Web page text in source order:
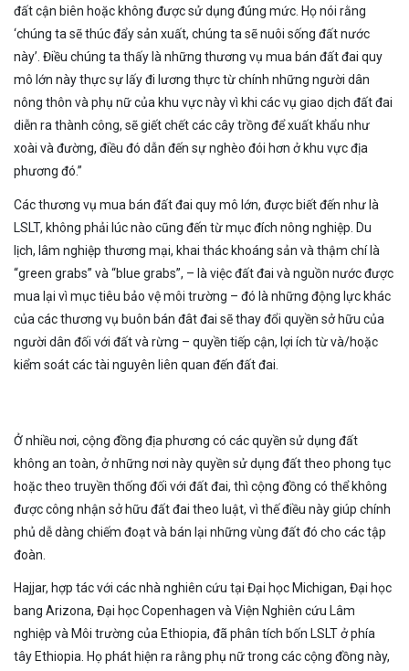
đất cận biên hoặc không được sử dụng đúng mức. Họ nói rằng
‘chúng ta sẽ thúc đẩy sản xuất, chúng ta sẽ nuôi sống đất nước
này’. Điều chúng ta thấy là những thương vụ mua bán đất đai quy
mô lớn này thực sự lấy đi lương thực từ chính những người dân
nông thôn và phụ nữ của khu vực này vì khi các vụ giao dịch đất đai
diễn ra thành công, sẽ giết chết các cây trồng để xuất khẩu như
xoài và đường, điều đó dẫn đến sự nghèo đói hơn ở khu vực địa
phương đó.”
Các thương vụ mua bán đất đai quy mô lớn, được biết đến như là
LSLT, không phải lúc nào cũng đến từ mục đích nông nghiệp. Du
lịch, lâm nghiệp thương mại, khai thác khoáng sản và thậm chí là
“green grabs” và “blue grabs”, – là việc đất đai và nguồn nước được
mua lại vì mục tiêu bảo vệ môi trường – đó là những động lực khác
của các thương vụ buôn bán đât đai sẽ thay đổi quyền sở hữu của
người dân đối với đất và rừng – quyền tiếp cận, lợi ích từ và/hoặc
kiểm soát các tài nguyên liên quan đến đất đai.
Ở nhiều nơi, cộng đồng địa phương có các quyền sử dụng đất
không an toàn, ở những nơi này quyền sử dụng đất theo phong tục
hoặc theo truyền thống đối với đất đai, thì cộng đồng có thể không
được công nhận sở hữu đất đai theo luật, vì thế điều này giúp chính
phủ dễ dàng chiếm đoạt và bán lại những vùng đất đó cho các tập
đoàn.
Hajjar, hợp tác với các nhà nghiên cứu tại Đại học Michigan, Đại học
bang Arizona, Đại học Copenhagen và Viện Nghiên cứu Lâm
nghiệp và Môi trường của Ethiopia, đã phân tích bốn LSLT ở phía
tây Ethiopia. Họ phát hiện ra rằng phụ nữ trong các cộng đồng này,